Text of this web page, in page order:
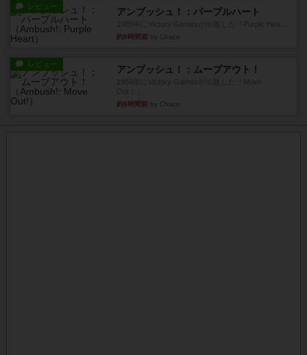
レビュー アンブッシュ！：パープルハート
約8時間前 by Chaco
レビュー アンブッシュ！：ムーブアウト！
約8時間前 by Chaco